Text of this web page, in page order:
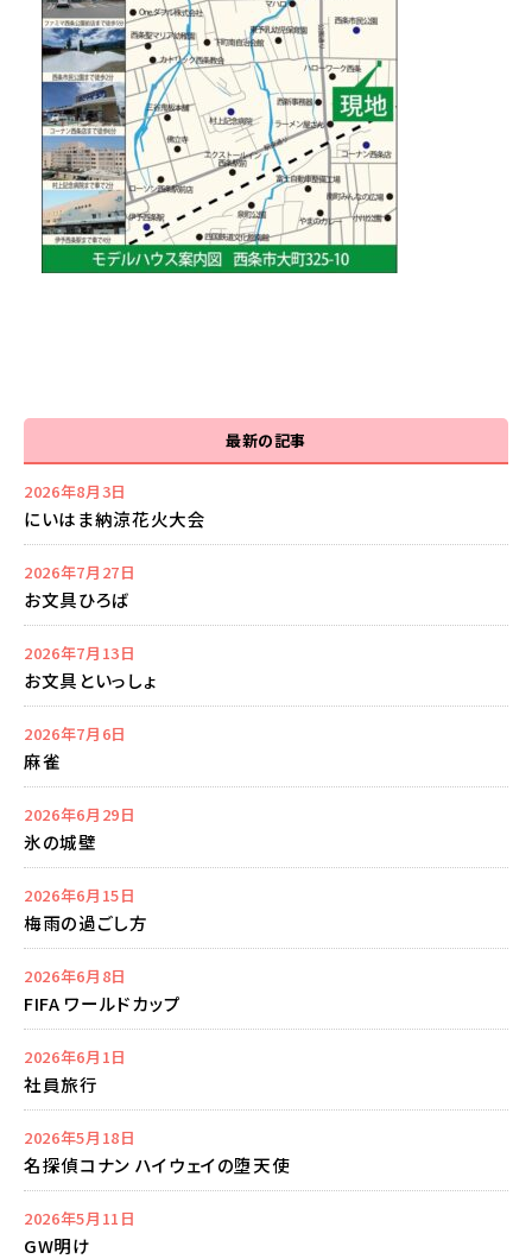
最新の記事
2026年8月3日
にいはま納涼花火大会
2026年7月27日
お文具ひろば
2026年7月13日
お文具といっしょ
2026年7月6日
麻雀
2026年6月29日
氷の城壁
2026年6月15日
梅雨の過ごし方
2026年6月8日
FIFA ワールドカップ
2026年6月1日
社員旅行
2026年5月18日
名探偵コナン ハイウェイの堕天使
2026年5月11日
GW明け